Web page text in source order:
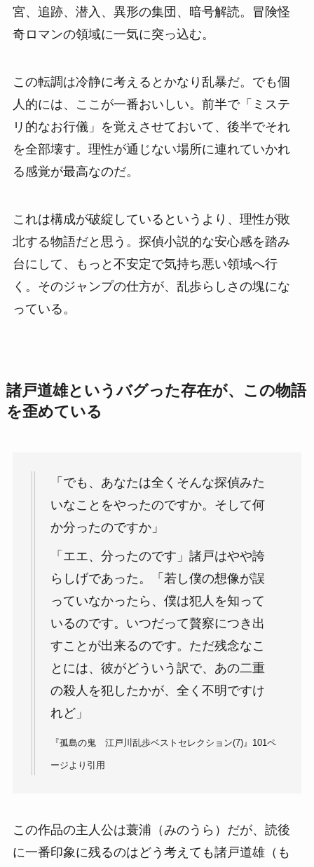
宮、追跡、潜入、異形の集団、暗号解読。冒険怪
奇ロマンの領域に一気に突っ込む。
この転調は冷静に考えるとかなり乱暴だ。でも個
人的には、ここが一番おいしい。前半で「ミステ
リ的なお行儀」を覚えさせておいて、後半でそれ
を全部壊す。理性が通じない場所に連れていかれ
る感覚が最高なのだ。
これは構成が破綻しているというより、理性が敗
北する物語だと思う。探偵小説的な安心感を踏み
台にして、もっと不安定で気持ち悪い領域へ行
く。そのジャンプの仕方が、乱歩らしさの塊にな
っている。
諸戸道雄というバグった存在が、この物語
を歪めている
「でも、あなたは全くそんな探偵みた
いなことをやったのですか。そして何
か分ったのですか」
「エエ、分ったのです」諸戸はやや誇
らしげであった。「若し僕の想像が誤
っていなかったら、僕は犯人を知って
いるのです。いつだって贅察につき出
すことが出来るのです。ただ残念なこ
とには、彼がどういう訳で、あの二重
の殺人を犯したかが、全く不明ですけ
れど」
『孤島の鬼 江戸川乱歩ベストセレクション(7)』101ペ
ージより引用
この作品の主人公は蓑浦（みのうら）だが、読後
に一番印象に残るのはどう考えても諸戸道雄（も